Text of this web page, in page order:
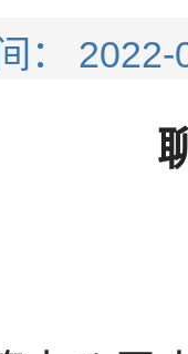
间：
聊